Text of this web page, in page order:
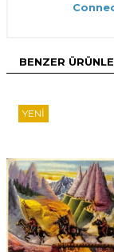
BENZER
YENI